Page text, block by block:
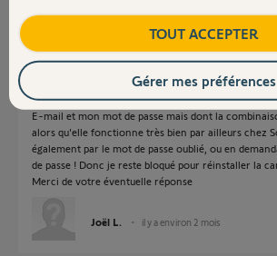
Le matériel est une caméra Somfy Outdoor (modèle
0076B1076589) qui fonctionnait depuis plusieurs
problèmes ; après réinitialisation je passe sur l'App
Client avec mon smartphone 5G Android ; c'est là
E-mail et mon mot de passe mais dont la
alors qu'elle fonctionne très bien par ailleurs chez
également par le mot de passe oublié, ou en
de passe ! Donc je reste bloqué pour réinstaller la
Merci de votre éventuelle réponse
Joël L. il y a environ 2 mois
TOUT ACCEPTER
Gérer mes préférences